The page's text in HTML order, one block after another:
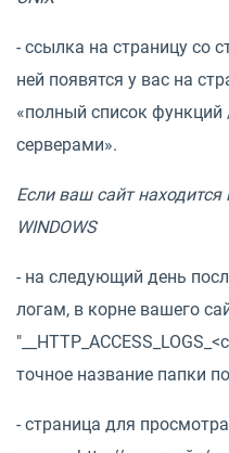
- ссылка на страницу со
ней появятся у вас на
«полный список
серверами».
Если ваш сайт
WINDOWS
- на следующий день
логам, в корне вашего
точное название папки
- страница для